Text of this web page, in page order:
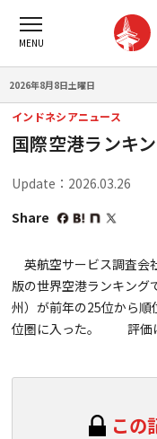
2026年8月8日土曜日
インドネシアニュース
国際空港ランキ
Update：2026.03.26
Share
英航空サービス調査会
版の世界空港ランキング
州）が前年の25位から
位圏に入った。 評価
この